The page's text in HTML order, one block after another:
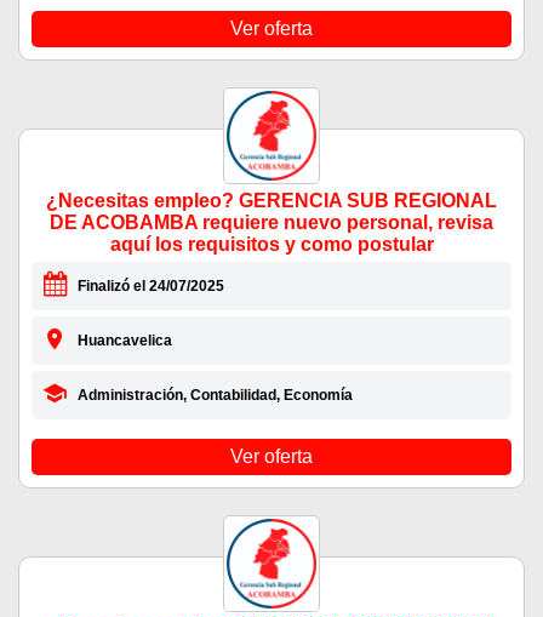
Ver oferta
¿Necesitas empleo? GERENCIA SUB REGIONAL
DE ACOBAMBA requiere nuevo personal, revisa
aquí los requisitos y como postular
Finalizó el 24/07/2025
Huancavelica
Administración, Contabilidad, Economía
Ver oferta